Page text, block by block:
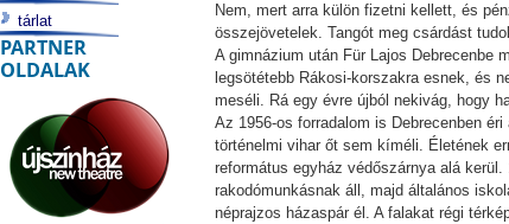
Nem, mert arra külön fizetni kellett, és
összejövetelek. Tangót meg csárdást
A gimnázium után Für Lajos Debrecenbe
legsötétebb Rákosi-korszakra esnek, és
meséli. Rá egy évre újból nekivág, hogy
Az 1956-os forradalom is Debrecenben
történelmi vihar őt sem kíméli. Életének
református egyház védőszárnya alá
rakodómunkásnak áll, majd általános
néprajzos házaspár él. A falakat régi
tárlat
PARTNER
OLDALAK